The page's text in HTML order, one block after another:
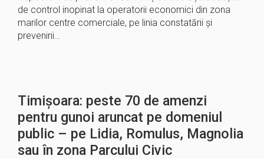
de control inopinat la operatorii economici din zona
marilor centre comerciale, pe linia constatării și
prevenirii…
Timișoara: peste 70 de amenzi
pentru gunoi aruncat pe domeniul
public – pe Lidia, Romulus, Magnolia
sau în zona Parcului Civic